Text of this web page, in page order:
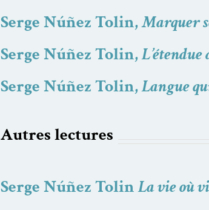
Serge Núñez Tolin,Marquer
Serge Núñez Tolin,
Serge Núñez Tolin,Langue
Autres lec­tures
Serge Núñez TolinLa vie où